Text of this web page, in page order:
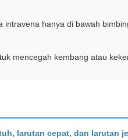
intravena hanya di bawah
mencegah kembang atau
larutan cepat, dan larutan